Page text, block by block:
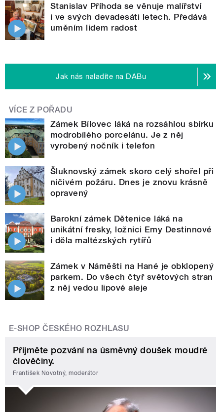
Stanislav Příhoda se věnuje malířství
i ve svých devadesáti letech. Předává
uměním lidem radost
Jak nás naladíte na DABu
VÍCE Z POŘADU
Zámek Bílovec láká na rozsáhlou sbírku
modrobílého porcelánu. Je z něj
vyrobený nočník i telefon
Šluknovský zámek skoro celý shořel při
ničivém požáru. Dnes je znovu krásně
opravený
Barokní zámek Dětenice láká na
unikátní fresky, ložnici Emy Destinnové
i děla maltézských rytířů
Zámek v Náměšti na Hané je obklopený
parkem. Do všech čtyř světových stran
z něj vedou lipové aleje
E-SHOP ČESKÉHO ROZHLASU
Přijměte pozvání na úsměvný doušek moudré
člověčiny.
František Novotný, moderátor